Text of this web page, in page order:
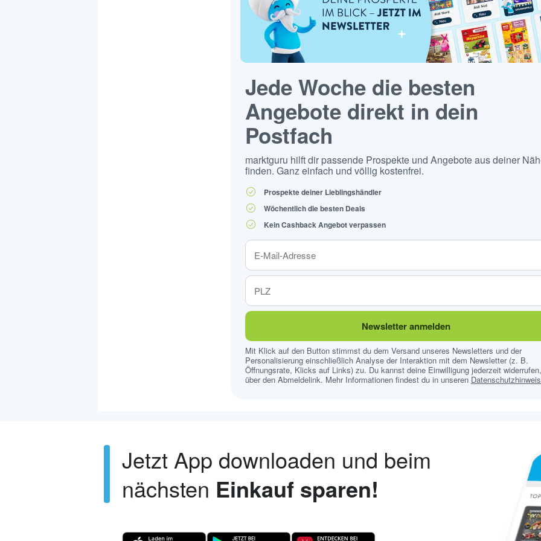
Jede Woche die besten
Angebote direkt in dein
Postfach
marktguru hilft dir passende Prospekte und Angebote aus deiner
finden. Ganz einfach und völlig kostenfrei.
Prospekte deiner Lieblingshändler
Wöchentlich die besten Deals
Kein Cashback Angebot verpassen
Newsletter anmelden
Mit Klick auf den Button stimmst du dem Versand unseres Newsletters und der
Personalisierung einschließlich Analyse der Interaktion mit dem Newsletter (z. B.
Öffnungsrate, Klicks auf Links) zu. Du kannst deine Einwilligung jederzeit
über den Abmeldelink. Mehr Informationen findest du in unseren
Jetzt App downloaden und beim
nächsten Einkauf sparen!